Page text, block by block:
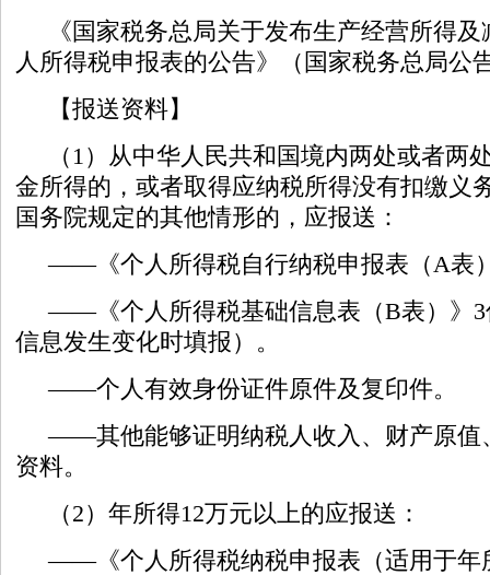
《国家税务总局关于发布生产经营所得
人所得税申报表的公告》（国家税务总局公
【报送资料】
（1）从中华人民共和国境内两处或者两
金所得的，或者取得应纳税所得没有扣缴义
国务院规定的其他情形的，应报送：
——《个人所得税自行纳税申报表（A表
——《个人所得税基础信息表（B表）》3
信息发生变化时填报）。
——个人有效身份证件原件及复印件。
——其他能够证明纳税人收入、财产原值
资料。
（2）年所得12万元以上的应报送：
——《个人所得税纳税申报表（适用于年